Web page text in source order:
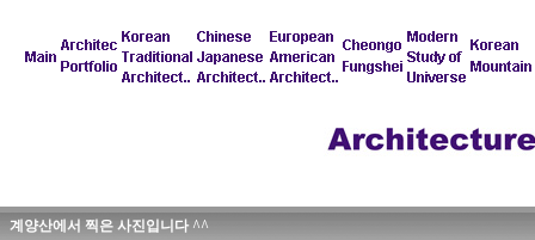
계양산에서 찍은 사진입니다 ^^